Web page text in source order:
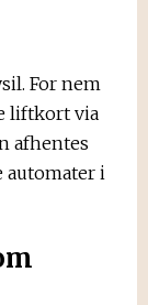
For nem
liftkort via
afhentes
automater i